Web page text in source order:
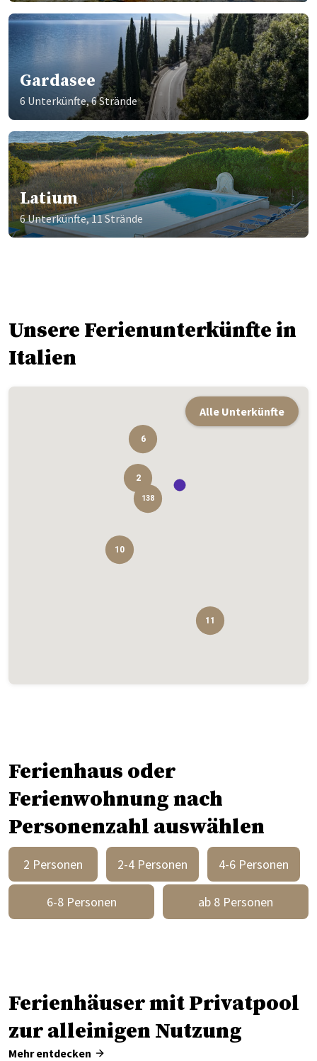
Gardasee
6 Unterkünfte, 6 Strände
Latium
6 Unterkünfte, 11 Strände
Unsere Ferienunterkünfte in
Italien
Alle Unterkünfte
138
10
11
6
2
Ferienhaus oder
Ferienwohnung nach
Personenzahl auswählen
2 Personen 2-4 Personen 4-6 Personen
6-8 Personen ab 8 Personen
Ferienhäuser mit Privatpool
zur alleinigen Nutzung
Mehr entdecken